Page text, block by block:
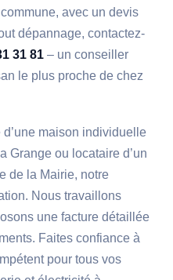
avec un devis
dépannage, contactez-
31 81 – un conseiller
le plus proche de chez
maison individuelle
Grange ou locataire d’un
de la Mairie, notre
Nous travaillons
une facture détaillée
Faites confiance à
pour tous vos